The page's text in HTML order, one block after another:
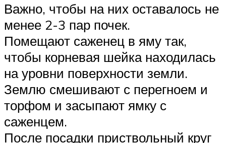
Важно, чтобы на них оставалось не
менее 2-3 пар почек.
Помещают саженец в яму так,
чтобы корневая шейка находилась
на уровни поверхности земли.
Землю смешивают с перегноем и
торфом и засыпают ямку с
саженцем.
После посадки приствольный круг